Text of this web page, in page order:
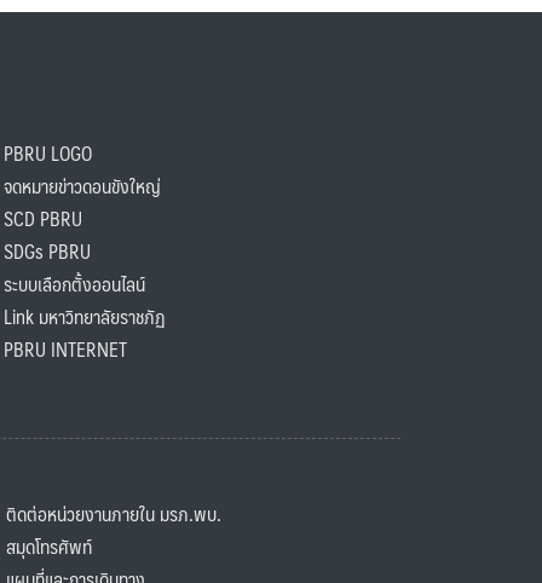
LOGO
หมายข่าวดอนขังใหญ่
PBRU
PBRU
บบเลือกตั้งออนไลน์
มหาวิทยาลัยราชภัฏ
INTERNET
ต่อหน่วยงานภายใน มรภ.พบ.
ดโทรศัพท์